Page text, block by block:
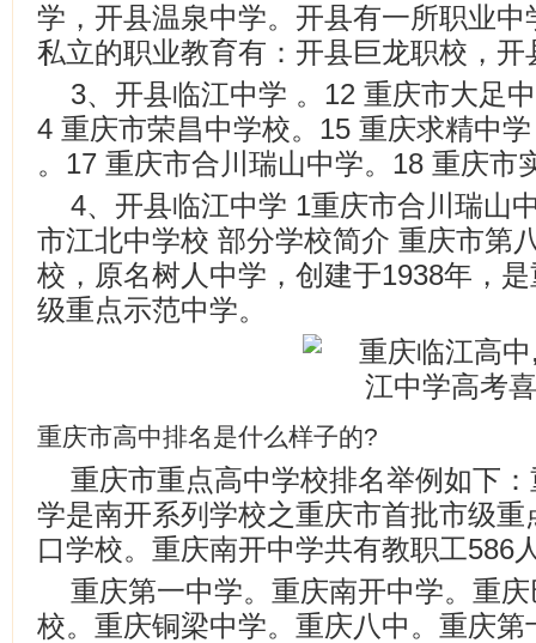
学，开县温泉中学。开县有一所职业
私立的职业教育有：开县巨龙职校，开
3、开县临江中学 。12 重庆市大足
4 重庆市荣昌中学校。15 重庆求精中
。17 重庆市合川瑞山中学。18 重庆市
4、开县临江中学 1重庆市合川瑞山
市江北中学校 部分学校简介 重庆市第
校，原名树人中学，创建于1938年，
级重点示范中学。
重庆市高中排名是什么样子的?
重庆市重点高中学校排名举例如下
学是南开系列学校之重庆市首批市级
口学校。重庆南开中学共有教职工586
重庆第一中学。重庆南开中学。重
校。重庆铜梁中学。重庆八中。重庆